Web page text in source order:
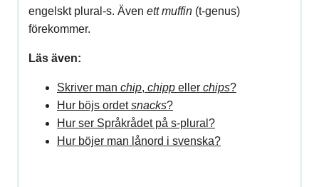
engelskt plural-s. Även ett muffin(t-genus)
förekommer.
Läs även:
Skriver man chip, chippeller chips?
Hur böjs ordetsnacks?
Hur ser Språkrådet på s-plural?
Hur böjer man lånord i svenska?